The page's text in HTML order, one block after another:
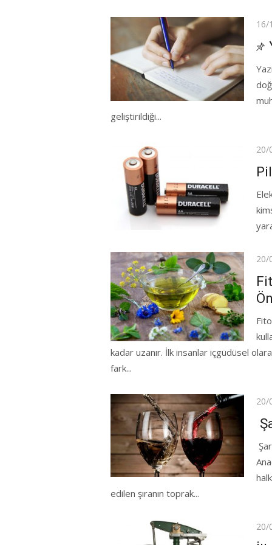
16/
geliştirildiği...
20/
20/
kadar uzanır. İlk insanlar içgüdüsel
fark...
on
20/
edilen şıranın toprak...
on
20/